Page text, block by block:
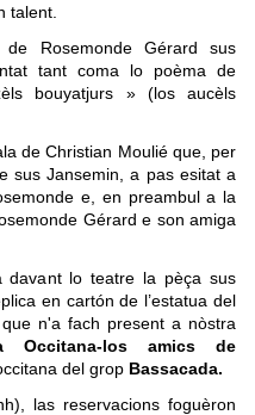
talent.
Rosemonde Gérard sus
tant coma lo poèma de
bouyatjurs » (los aucèls
de Christian Moulié que, per
sus Jansemin, a pas esitat a
e, en preambul a la
Gérard e son amiga
davant lo teatre la pèça sus
en cartón de l’estatua del
n'a fach present a nòstra
Occitana-los amics de
del grop Bassacada.
las reservacions foguèron